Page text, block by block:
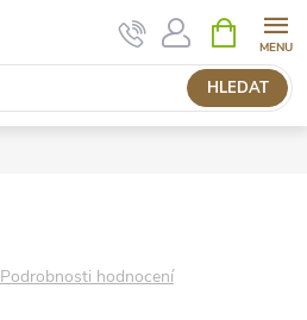
HLEDAT
NÁKUPNÍ
KOŠÍK
Podrobnosti hodnocení